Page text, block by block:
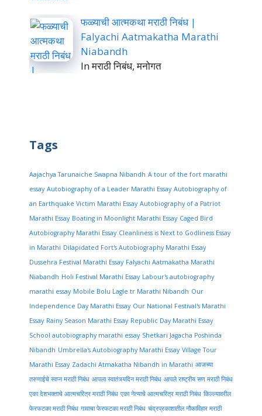
फळ्याची आत्मकथा मराठी निबंध |
Falyachi Aatmakatha Marathi
Niabandh
In मराठी निबंध, मनोगत
Tags
Aajachya Tarunaiche Swapna Nibandh A tour of the fort marathi
essay Autobiography of a Leader Marathi Essay Autobiography of
an Earthquake Victim Marathi Essay Autobiography of a Patriot
Marathi Essay Boating in Moonlight Marathi Essay Caged Bird
Autobiography Marathi Essay Cleanliness is Next to Godliness Essay
in Marathi Dilapidated Fort's Autobiography Marathi Essay
Dussehra Festival Marathi Essay Falyachi Aatmakatha Marathi
Niabandh Holi Festival Marathi Essay Labour's autobiography
marathi essay Mobile Bolu Lagle tr Marathi Nibandh Our
Independence Day Marathi Essay Our National Festival's Marathi
Essay Rainy Season Marathi Essay Republic Day Marathi Essay
School autobiography marathi essay Shetkari Jagacha Poshinda
Nibandh Umbrella's Autobiography Marathi Essay Village Tour
Marathi Essay Zadachi Atmakatha Nibandh in Marathi आजच्या
तरुणाईचे स्वप्न मराठी निबंध आपला स्वातंत्र्यदिन मराठी निबंध आपले राष्ट्रीय सण मराठी निबंध
एका देशभक्ताचे आत्मचरित्र मराठी निबंध एका नेत्याचे आत्मचरित्र मराठी निबंध किल्ल्यावरील
फेरफटका मराठी निबंध गावाचा फेरफटका मराठी निबंध चंद्रप्रकाशातील नौकाविहार मराठी